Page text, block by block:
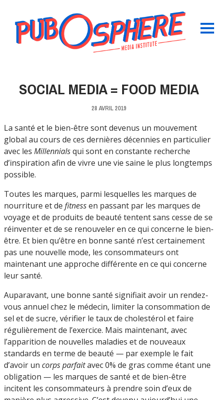
SOCIAL MEDIA = FOOD MEDIA
28 AVRIL 2019
La santé et le bien-être sont devenus un mouvement
global au cours de ces dernières décennies en particulier
avec les Millennialsqui sont en constante recherche
d’inspiration afin de vivre une vie saine le plus longtemps
possible.
Toutes les marques, parmi lesquelles les marques de
nourriture et de fitnessen passant par les marques de
voyage et de produits de beauté tentent sans cesse de se
réinventer et de se renouveler en ce qui concerne le bien-
être. Et bien qu’être en bonne santé n’est certainement
pas une nouvelle mode, les consommateurs ont
maintenant une approche différente en ce qui concerne
leur santé.
Auparavant, une bonne santé signifiait avoir un rendez-
vous annuel chez le médecin, limiter la consommation de
sel et de sucre, vérifier le taux de cholestérol et faire
régulièrement de l’exercice. Mais maintenant, avec
l’apparition de nouvelles maladies et de nouveaux
standards en terme de beauté — par exemple le fait
d’avoir un corps parfaitavec 0% de gras comme étant une
obligation — les marques de santé et de bien-être
incitent les consommateurs à prendre soin d’eux de